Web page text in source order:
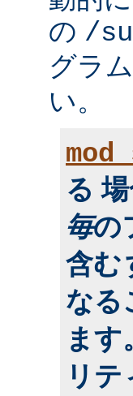
の /
グラム
い。
る
毎の
含む
なる
ま
リ